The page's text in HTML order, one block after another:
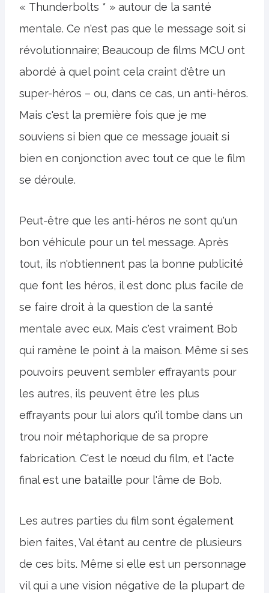
« Thunderbolts * » autour de la santé
mentale. Ce n'est pas que le message soit si
révolutionnaire; Beaucoup de films MCU ont
abordé à quel point cela craint d'être un
super-héros – ou, dans ce cas, un anti-héros.
Mais c'est la première fois que je me
souviens si bien que ce message jouait si
bien en conjonction avec tout ce que le film
se déroule.
Peut-être que les anti-héros ne sont qu'un
bon véhicule pour un tel message. Après
tout, ils n'obtiennent pas la bonne publicité
que font les héros, il est donc plus facile de
se faire droit à la question de la santé
mentale avec eux. Mais c'est vraiment Bob
qui ramène le point à la maison. Même si ses
pouvoirs peuvent sembler effrayants pour
les autres, ils peuvent être les plus
effrayants pour lui alors qu'il tombe dans un
trou noir métaphorique de sa propre
fabrication. C'est le nœud du film, et l'acte
final est une bataille pour l'âme de Bob.
Les autres parties du film sont également
bien faites, Val étant au centre de plusieurs
de ces bits. Même si elle est un personnage
vil qui a une vision négative de la plupart de